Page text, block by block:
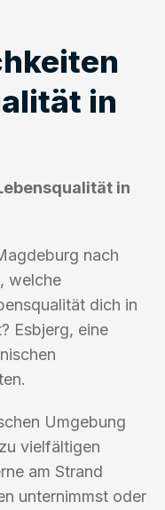
in
in
nach
welche
dich in
Esbjerg, eine
Umgebung
vielfältigen
am Strand
unternimmst oder